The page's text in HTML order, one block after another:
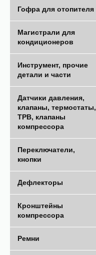
Гофра для отопителя
Магистрали для
кондиционеров
Инструмент, прочие
детали и части
Датчики давления,
клапаны, термостаты,
ТРВ, клапаны
компрессора
Переключатели,
кнопки
Дефлекторы
Кронштейны
компрессора
Ремни